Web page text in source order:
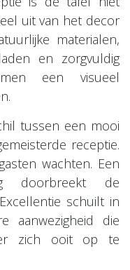
uit van het decor
materialen,
en zorgvuldig
een visueel
tussen een mooi
receptie.
wachten. Een
doorbreekt de
schuilt in
aanwezigheid die
zich ooit op te